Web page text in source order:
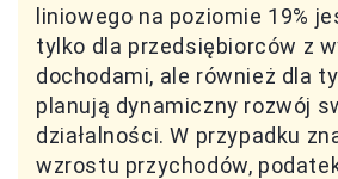
liniowego na poziomie 19%
tylko dla przedsiębiorców z
dochodami, ale również dla
planują dynamiczny rozwój
działalności. W przypadku
wzrostu przychodów,